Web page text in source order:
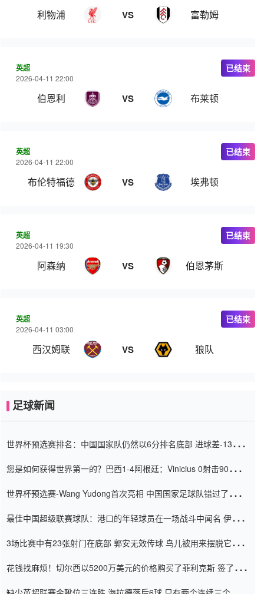
利物浦 VS 富勒姆
英超
2026-04-11 22:00
伯恩利 VS 布莱顿
已结束
英超
2026-04-11 22:00
布伦特福德 VS 埃弗顿
已结束
英超
2026-04-11 19:30
阿森纳 VS 伯恩茅斯
已结束
英超
2026-04-11 03:00
西汉姆联 VS 狼队
已结束
足球新闻
世界杯预选赛排名：中国国家队仍然以6分排名底部 进球差-13令人
您是如何获得世界第一的？巴西1-4阿根廷：Vinicius 0射击90分钟
世界杯预选赛-Wang Yudong首次亮相 中国国家足球队错过了世界
最佳中国超级联赛球队：港口的年轻球员在一场战斗中闻名 伊万放
3场比赛中有23张射门在底部 郭安无效传球 鸟儿被用来摆脱它
花钱找麻烦！切尔西以5200万美元的价格购买了菲利克斯 签了7年